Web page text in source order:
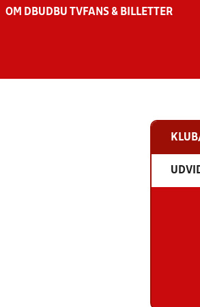
OM DBU DBU TV FANS & BILLETTER